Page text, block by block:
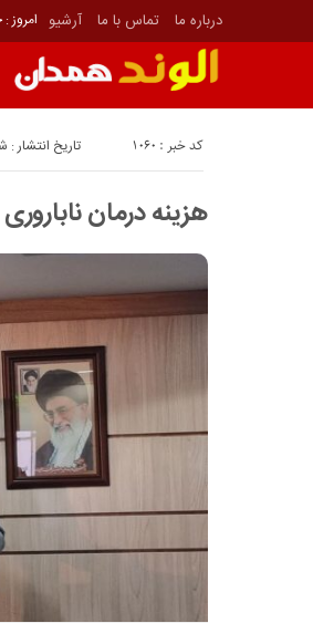
درباره ما تماس با ما آرشیو امروز : جمعه,
تاریخ انتشار : شنبه 26 آوریل کد خبر : 1060
هزینه درمان